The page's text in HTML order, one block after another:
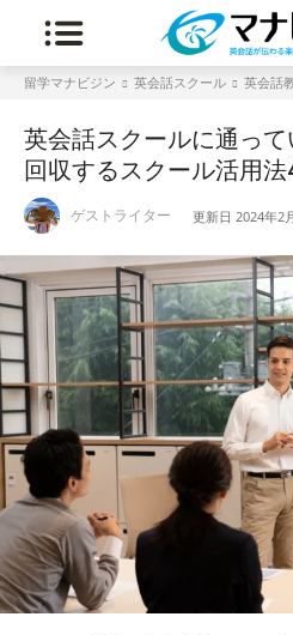
留学マナビジン 英会話スクール 英会話
英会話スクールに通っ
回収するスクール活用法
ゲストライター 更新日 2024年2